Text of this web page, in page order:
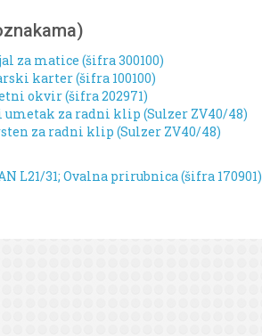
za matice (šifra 300100)
karter (šifra 100100)
okvir (šifra 202971)
umetak za radni klip (Sulzer ZV40/48)
za radni klip (Sulzer ZV40/48)
L21/31; Ovalna prirubnica (šifra 170901)